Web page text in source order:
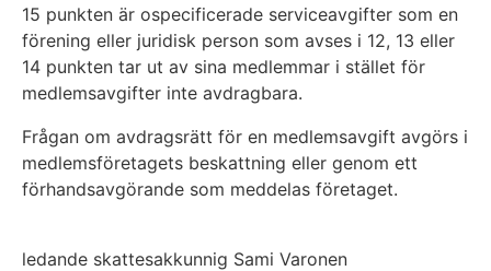
15 punkten är ospecificerade serviceavgifter som en
förening eller juridisk person som avses i 12, 13 eller
14 punkten tar ut av sina medlemmar i stället för
medlemsavgifter inte avdragbara.
Frågan om avdragsrätt för en medlemsavgift avgörs i
medlemsföretagets beskattning eller genom ett
förhandsavgörande som meddelas företaget.
ledande skattesakkunnig Sami Varonen